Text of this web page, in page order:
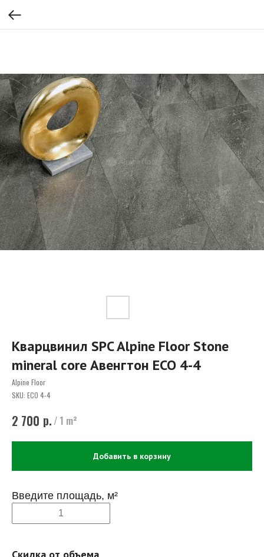
Кварцвинил SPC Alpine Floor Stone
mineral core Авенгтон ЕСО 4-4
Alpine Floor
SKU: ЕСО 4-4
2 700 р. / 1 m²
Добавить в корзину
Введите площадь, м²
Скидка от объема